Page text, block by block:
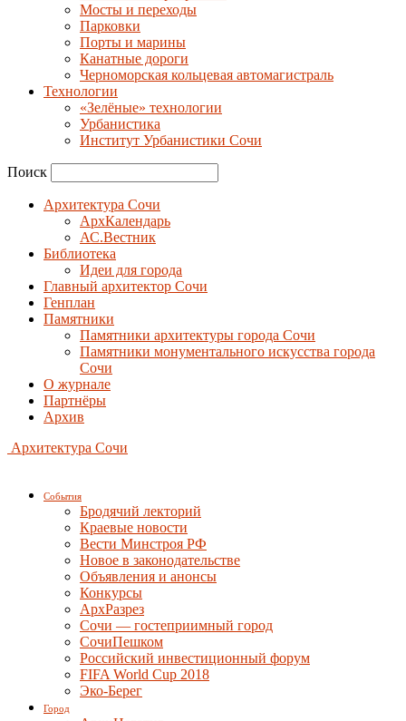
Мосты и переходы
Парковки
Порты и марины
Канатные дороги
Черноморская кольцевая автомагистраль
Технологии
«Зелёные» технологии
Урбанистика
Институт Урбанистики Сочи
Поиск
Архитектура Сочи
АрхКалендарь
АС.Вестник
Библиотека
Идеи для города
Главный архитектор Сочи
Генплан
Памятники
Памятники архитектуры города Сочи
Памятники монументального искусства города
Сочи
О журнале
Партнёры
Архив
Архитектура Сочи
События
Бродячий лекторий
Краевые новости
Вести Минстроя РФ
Новое в законодательстве
Объявления и анонсы
Конкурсы
АрхРазрез
Сочи — гостеприимный город
СочиПешком
Российский инвестиционный форум
FIFA World Cup 2018
Эко-Берег
Город